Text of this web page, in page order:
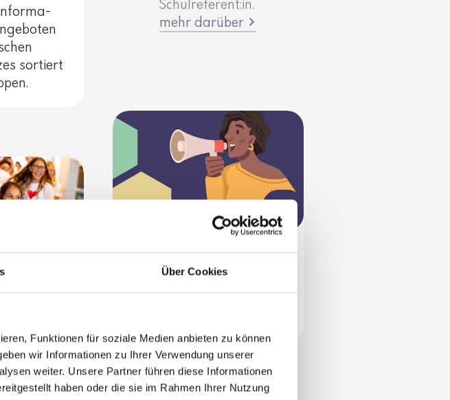
Über Cookies
Funktionen für soziale Medien anbieten zu können
wir Informationen zu Ihrer Verwendung unserer
weiter. Unsere Partner führen diese Informationen
haben oder die sie im Rahmen Ihrer Nutzung
sortiert
Schulreferent:in.
mehr darüber
Newsletter-Abo
Melden Sie sich jetzt für